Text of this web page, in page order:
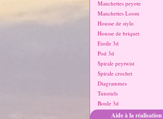
Manchettes peyote
Manchettes Loom
Housse de stylo
Housse de briquet
Etoile 3d
Pod 3d
Spirale peytwist
Spirale crochet
Diagrammes
Tutoriels
Boule 3d
Aide à la réalisation